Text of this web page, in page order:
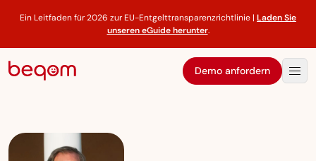
Ein Leitfaden für 2026 zur EU-Entgelttransparenzrichtlinie | Laden Sie
unseren eGuide herunter.
Demo anfordern